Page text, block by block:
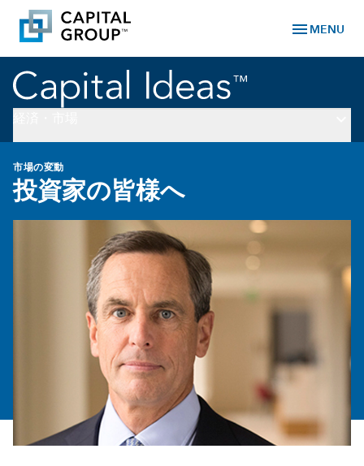
menu MENU
市場の変動
投資家の皆様へ